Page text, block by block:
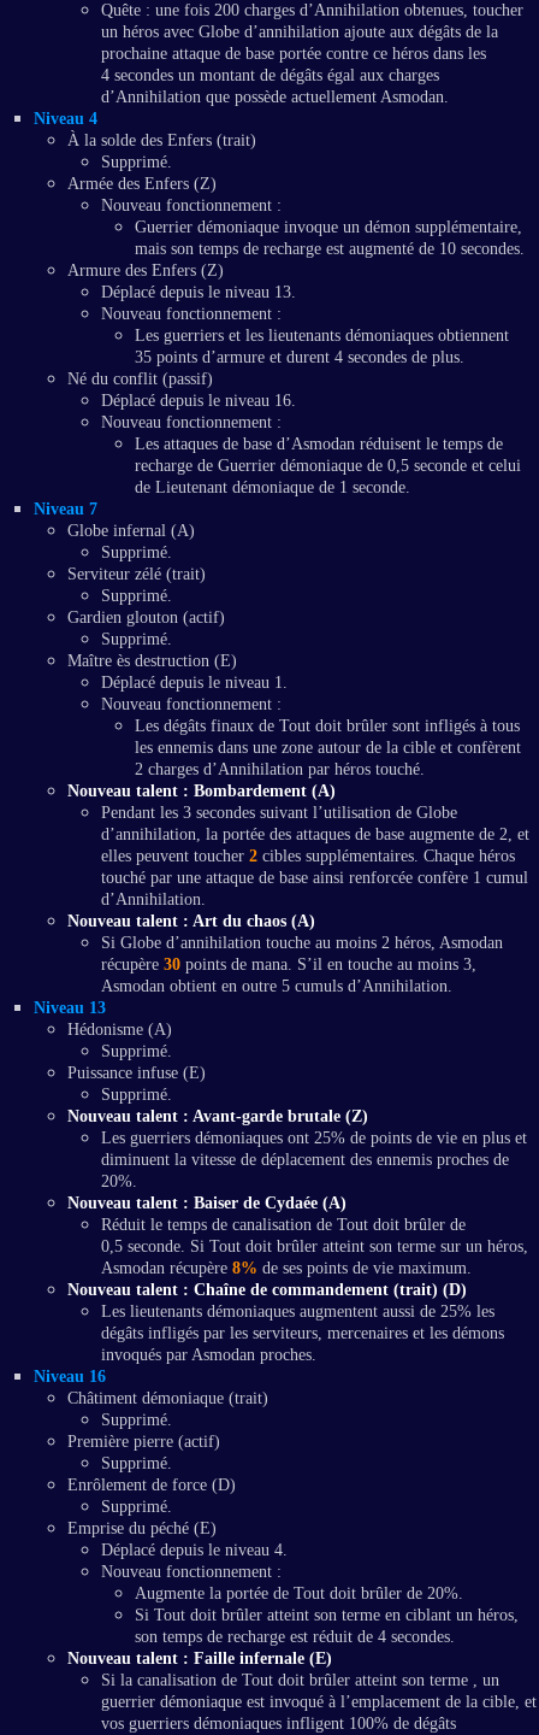
Quête : une fois 200 charges d’Annihilation obtenues, toucher
un héros avec Globe d’annihilation ajoute aux dégâts de la
prochaine attaque de base portée contre ce héros dans les
4 secondes un montant de dégâts égal aux charges
d’Annihilation que possède actuellement Asmodan.
Niveau 4
À la solde des Enfers (trait)
Supprimé.
Armée des Enfers (Z)
Nouveau fonctionnement :
Guerrier démoniaque invoque un démon supplémentaire,
mais son temps de recharge est augmenté de 10 secondes.
Armure des Enfers (Z)
Déplacé depuis le niveau 13.
Nouveau fonctionnement :
Les guerriers et les lieutenants démoniaques obtiennent
35 points d’armure et durent 4 secondes de plus.
Né du conflit (passif)
Déplacé depuis le niveau 16.
Nouveau fonctionnement :
Les attaques de base d’Asmodan réduisent le temps de
recharge de Guerrier démoniaque de 0,5 seconde et celui
de Lieutenant démoniaque de 1 seconde.
Niveau 7
Globe infernal (A)
Supprimé.
Serviteur zélé (trait)
Supprimé.
Gardien glouton (actif)
Supprimé.
Maître ès destruction (E)
Déplacé depuis le niveau 1.
Nouveau fonctionnement :
Les dégâts finaux de Tout doit brûler sont infligés à tous
les ennemis dans une zone autour de la cible et confèrent
2 charges d’Annihilation par héros touché.
Nouveau talent : Bombardement (A)
Pendant les 3 secondes suivant l’utilisation de Globe
d’annihilation, la portée des attaques de base augmente de 2, et
elles peuvent toucher 2 cibles supplémentaires. Chaque héros
touché par une attaque de base ainsi renforcée confère 1 cumul
d’Annihilation.
Nouveau talent : Art du chaos (A)
Si Globe d’annihilation touche au moins 2 héros, Asmodan
récupère 30 points de mana. S’il en touche au moins 3,
Asmodan obtient en outre 5 cumuls d’Annihilation.
Niveau 13
Hédonisme (A)
Supprimé.
Puissance infuse (E)
Supprimé.
Nouveau talent : Avant-garde brutale (Z)
Les guerriers démoniaques ont 25% de points de vie en plus et
diminuent la vitesse de déplacement des ennemis proches de
20%.
Nouveau talent : Baiser de Cydaée (A)
Réduit le temps de canalisation de Tout doit brûler de
0,5 seconde. Si Tout doit brûler atteint son terme sur un héros,
Asmodan récupère 8% de ses points de vie maximum.
Nouveau talent : Chaîne de commandement (trait) (D)
Les lieutenants démoniaques augmentent aussi de 25% les
dégâts infligés par les serviteurs, mercenaires et les démons
invoqués par Asmodan proches.
Niveau 16
Châtiment démoniaque (trait)
Supprimé.
Première pierre (actif)
Supprimé.
Enrôlement de force (D)
Supprimé.
Emprise du péché (E)
Déplacé depuis le niveau 4.
Nouveau fonctionnement :
Augmente la portée de Tout doit brûler de 20%.
Si Tout doit brûler atteint son terme en ciblant un héros,
son temps de recharge est réduit de 4 secondes.
Nouveau talent : Faille infernale (E)
Si la canalisation de Tout doit brûler atteint son terme , un
guerrier démoniaque est invoqué à l’emplacement de la cible, et
vos guerriers démoniaques infligent 100% de dégâts